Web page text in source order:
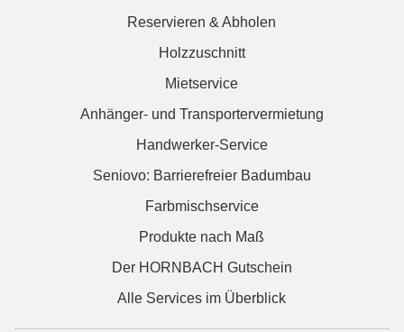
Reservieren & Abholen
Holzzuschnitt
Mietservice
Anhänger- und Transportervermietung
Handwerker-Service
Seniovo: Barrierefreier Badumbau
Farbmischservice
Produkte nach Maß
Der HORNBACH Gutschein
Alle Services im Überblick